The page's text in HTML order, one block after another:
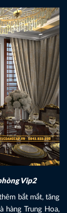
Vip2
bắt mắt, tăng
Trung Hoa,